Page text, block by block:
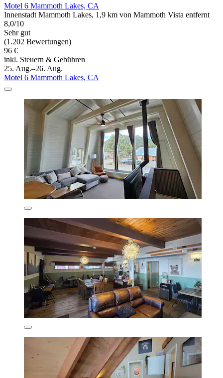
Motel 6 Mammoth Lakes, CA
Innenstadt Mammoth Lakes, 1,9 km von Mammoth Vista entfernt
8,0/10
Sehr gut
(1.202 Bewertungen)
96 €
inkl. Steuern & Gebühren
25. Aug.–26. Aug.
Motel 6 Mammoth Lakes, CA